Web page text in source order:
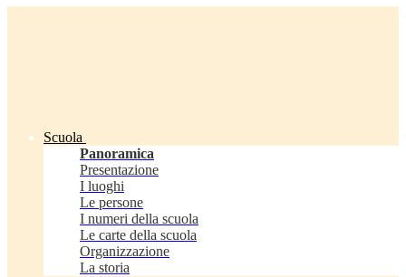
Scuola
Panoramica
Presentazione
I luoghi
Le persone
I numeri della scuola
Le carte della scuola
Organizzazione
La storia